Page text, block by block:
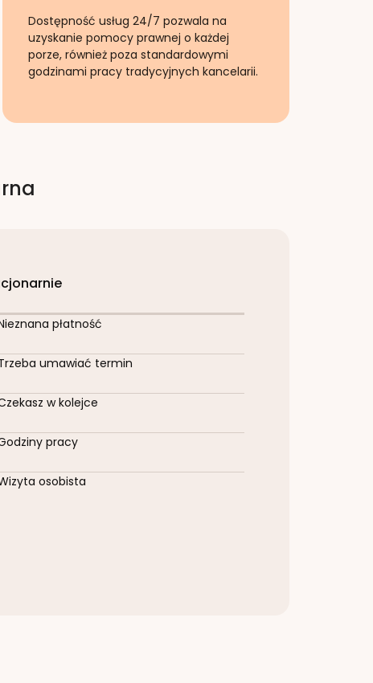
Dostępność usług 24/7 pozwala na
uzyskanie pomocy prawnej o każdej
porze, również poza standardowymi
godzinami pracy tradycyjnych kancelarii.
płatność
umawiać termin
w kolejce
pracy
osobista